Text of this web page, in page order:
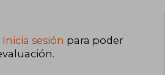
Inicia sesión para poder
.